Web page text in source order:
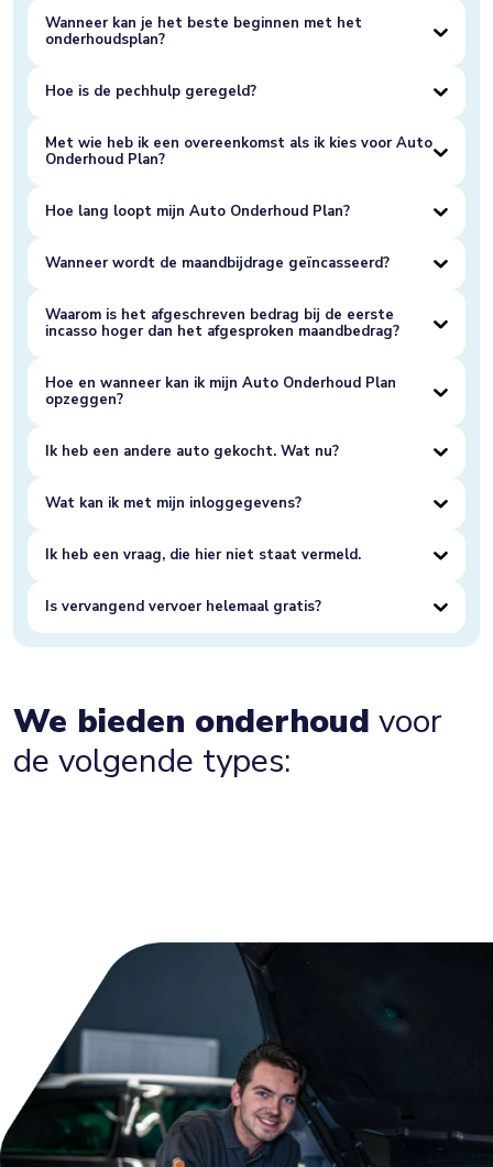
Wanneer kan je het beste beginnen met het
onderhoudsplan?
Hoe is de pechhulp geregeld?
Met wie heb ik een overeenkomst als ik kies voor Auto
Onderhoud Plan?
Hoe lang loopt mijn Auto Onderhoud Plan?
Wanneer wordt de maandbijdrage geïncasseerd?
Waarom is het afgeschreven bedrag bij de eerste
incasso hoger dan het afgesproken maandbedrag?
Hoe en wanneer kan ik mijn Auto Onderhoud Plan
opzeggen?
Ik heb een andere auto gekocht. Wat nu?
Wat kan ik met mijn inloggegevens?
Ik heb een vraag, die hier niet staat vermeld.
Is vervangend vervoer helemaal gratis?
We bieden onderhoud voor
de volgende types: